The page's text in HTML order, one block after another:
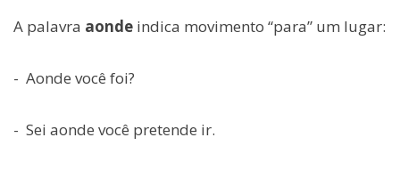
A palavra aonde indica movimento “para” um lugar:
- Aonde você foi?
- Sei aonde você pretende ir.